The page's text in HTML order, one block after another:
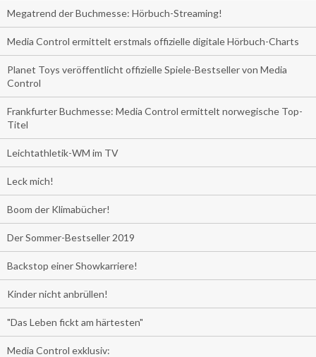
Megatrend der Buchmesse: Hörbuch-Streaming!
Media Control ermittelt erstmals offizielle digitale Hörbuch-Charts
Planet Toys veröffentlicht offizielle Spiele-Bestseller von Media
Control
Frankfurter Buchmesse: Media Control ermittelt norwegische Top-
Titel
Leichtathletik-WM im TV
Leck mich!
Boom der Klimabücher!
Der Sommer-Bestseller 2019
Backstop einer Showkarriere!
Kinder nicht anbrüllen!
"Das Leben fickt am härtesten"
Media Control exklusiv: